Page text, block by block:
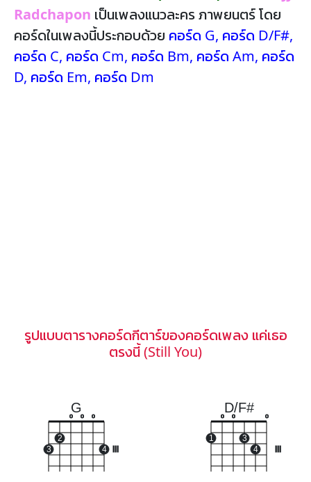
Radchapon เป็นเพลงแนวละคร ภาพยนตร์ โดย
คอร์ดในเพลงนี้ประกอบด้วย คอร์ด G, คอร์ด D/F#,
คอร์ด C, คอร์ด Cm, คอร์ด Bm, คอร์ด Am, คอร์ด
D, คอร์ด Em, คอร์ด Dm
รูปแบบตารางคอร์ดกีตาร์ของคอร์ดเพลง แค่เธอ
ตรงนี้ (Still You)
G
3
2
o o o
4
D/F#
1
o o
3
4
o